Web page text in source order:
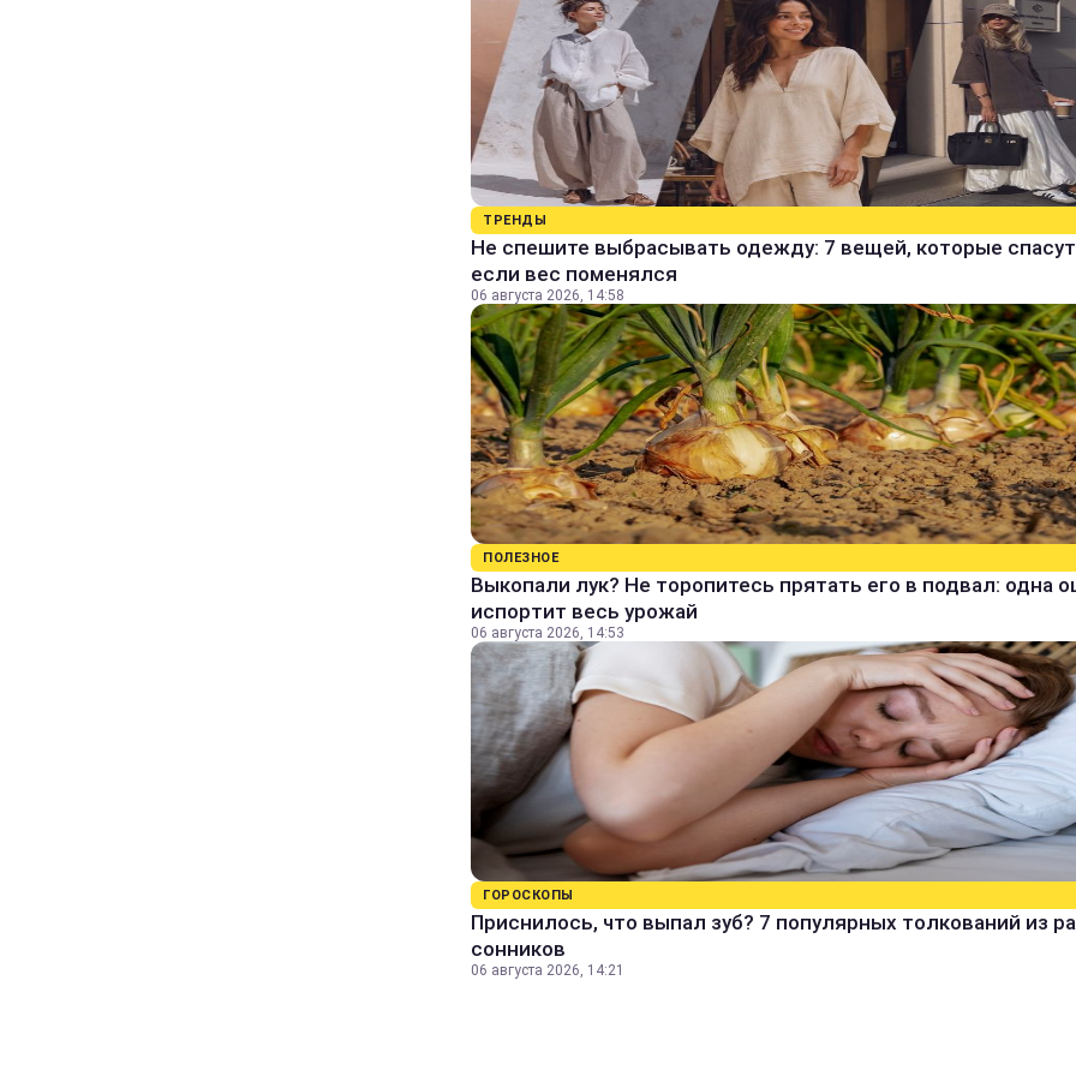
ТРЕНДЫ
Не спешите выбрасывать одежду: 7 вещей, которые
если вес поменялся
06 августа 2026, 14:58
ПОЛЕЗНОЕ
Выкопали лук? Не торопитесь прятать его в подвал: одна
испортит весь урожай
06 августа 2026, 14:53
ГОРОСКОПЫ
Приснилось, что выпал зуб? 7 популярных толкований из
сонников
06 августа 2026, 14:21